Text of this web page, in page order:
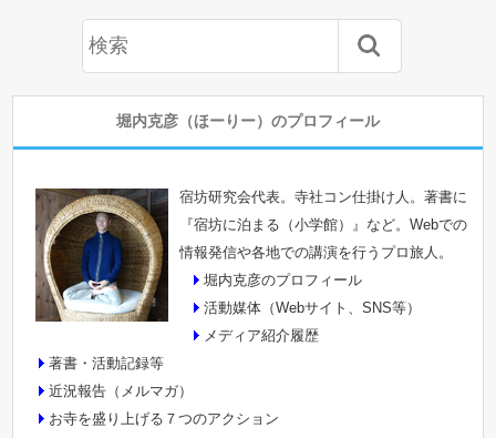
堀内克彦（ほーりー）のプロフィール
宿坊研究会代表。寺社コン仕掛け人。著書に
『宿坊に泊まる（小学館）』など。Webでの
情報発信や各地での講演を行うプロ旅人。
堀内克彦のプロフィール
活動媒体（Webサイト、SNS等）
メディア紹介履歴
著書・活動記録等
近況報告（メルマガ）
お寺を盛り上げる７つのアクション